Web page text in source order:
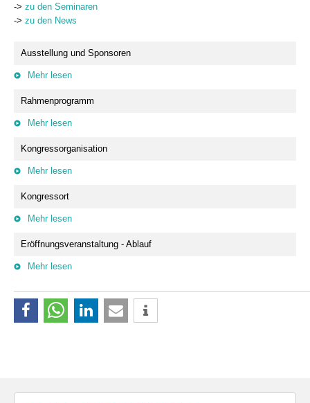
-> zu den Seminaren
-> zu den News
Ausstellung und Sponsoren
Mehr lesen
Rahmenprogramm
Mehr lesen
Kongressorganisation
Mehr lesen
Kongressort
Mehr lesen
Eröffnungsveranstaltung - Ablauf
Mehr lesen